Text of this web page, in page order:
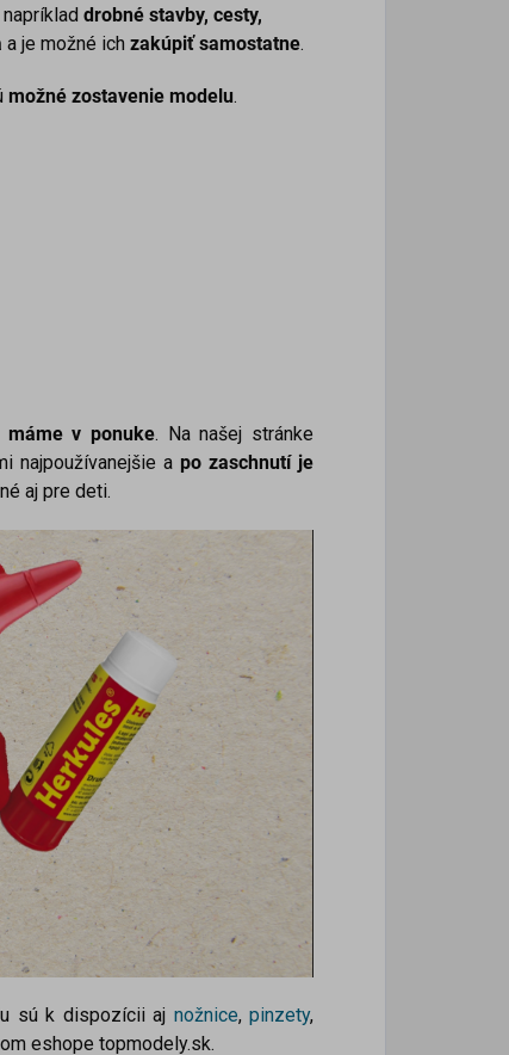
drobné stavby, cesty,
a je možné ich zakúpiť samostatne.
možné zostavenie modelu.
máme v ponuke. Na našej stránke
najpoužívanejšie apo zaschnutí je
aj pre deti.
sú k dispozícii aj nožnice, pinzety,
eshope topmodely.sk.